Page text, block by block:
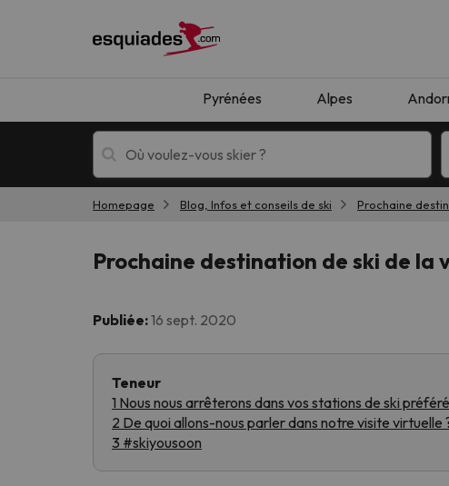
Pyrénées Alpes
Oups, nous n'avons pas trouvé de résultats
Il semble que notre chercheur se soit égaré. Dès
Homepage Blog, Infos et conseils de ski Prochaine
Prochaine destination de ski de la
Publiée:16 sept. 2020
Teneur
1 Nous nous arrêterons dans vos stations de ski
2 De quoi allons-nous parler dans notre visite virtuelle
3 #skiyousoon